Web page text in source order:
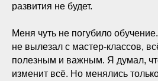
развития не будет.
Меня чуть не погубило
не вылезал с мастер-классов,
полезным и важным. Я думал,
изменит всё. Но менялись